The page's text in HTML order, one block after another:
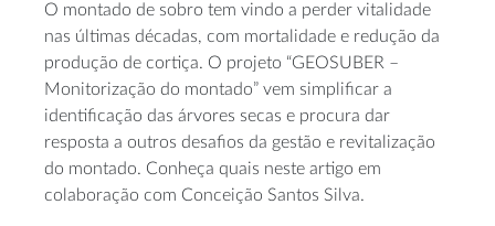
O montado de sobro tem vindo a perder vitalidade
nas últimas décadas, com mortalidade e redução da
produção de cortiça. O projeto “GEOSUBER –
Monitorização do montado” vem simplificar a
identificação das árvores secas e procura dar
resposta a outros desafios da gestão e revitalização
do montado. Conheça quais neste artigo em
colaboração com Conceição Santos Silva.